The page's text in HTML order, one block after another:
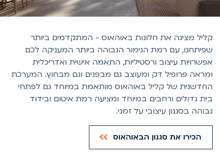
מציגה את חלונות באוהאוס - המתקדמים ביותר
עם רמת הגימור הגבוהה ביותר המעניקה לכם
עיצוב ורסטיליות, התאמה אישית ואדריכלית
פרופיל דק ומעוצב גם מבפנים וגם מבחוץ. המערכת
של קליל באוהאוס מותאמת במיוחד גם לפתחי
גדולים ורחבים במיוחד ומציעה רמת איטום ובידוד
בסגנון עיצובי על זמני.
הכירו את סגנון הבאוהאוס